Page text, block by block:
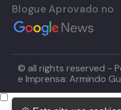
Blogue Aprovado no
© all rights reserved -
e Imprensa: Armindo